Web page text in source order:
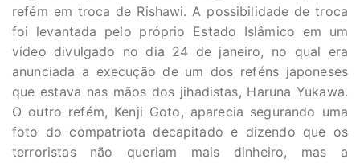
refém em troca de Rishawi. A possibilidade de troca
foi levantada pelo próprio Estado Islâmico em um
vídeo divulgado no dia 24 de janeiro, no qual era
anunciada a execução de um dos reféns japoneses
que estava nas mãos dos jihadistas, Haruna Yukawa.
O outro refém, Kenji Goto, aparecia segurando uma
foto do compatriota decapitado e dizendo que os
terroristas não queriam mais dinheiro, mas a